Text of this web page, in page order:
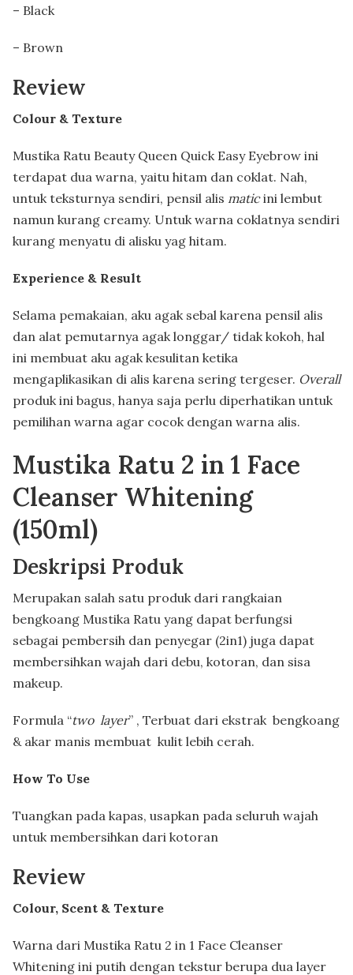
– Black
– Brown
Review
Colour & Texture
Mustika Ratu Beauty Queen Quick Easy Eyebrow ini
terdapat dua warna, yaitu hitam dan coklat. Nah,
untuk teksturnya sendiri, pensil alis maticini lembut
namun kurang creamy. Untuk warna coklatnya sendiri
kurang menyatu di alisku yag hitam.
Experience & Result
Selama pemakaian, aku agak sebal karena pensil alis
dan alat pemutarnya agak longgar/ tidak kokoh, hal
ini membuat aku agak kesulitan ketika
mengaplikasikan di alis karena sering tergeser. Overall
produk ini bagus, hanya saja perlu diperhatikan untuk
pemilihan warna agar cocok dengan warna alis.
Mustika Ratu 2 in 1 Face
Cleanser Whitening
(150ml)
Deskripsi Produk
Merupakan salah satu produk dari rangkaian
bengkoang Mustika Ratu yang dapat berfungsi
sebagai pembersih dan penyegar (2in1) juga dapat
membersihkan wajah dari debu, kotoran, dan sisa
makeup.
Formula “two layer” , Terbuat dari ekstrak bengkoang
& akar manis membuat kulit lebih cerah.
How To Use
Tuangkan pada kapas, usapkan pada seluruh wajah
untuk membersihkan dari kotoran
Review
Colour, Scent & Texture
Warna dari Mustika Ratu 2 in 1 Face Cleanser
Whitening ini putih dengan tekstur berupa dua layer